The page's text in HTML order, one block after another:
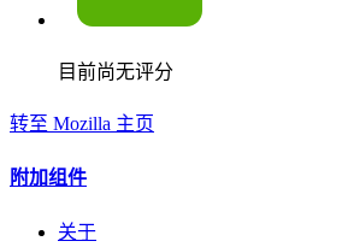
目前尚无评分
转至 Mozilla 主页
附加组件
关于